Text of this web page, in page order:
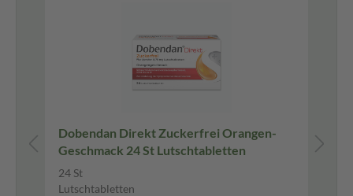
Dobendan Direkt Zuckerfrei Orangen-
Geschmack 24 St Lutschtabletten
24 St
Lutschtabletten